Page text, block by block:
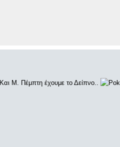
Και Μ. Πέμπτη έχουμε το Δείπνο..